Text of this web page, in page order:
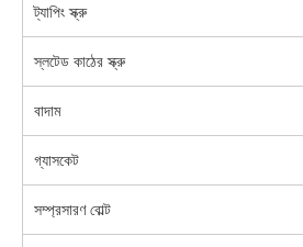
ট্যাপিং স্ক্রু
স্লটেড কাঠের স্ক্রু
বাদাম
গ্যাসকেট
সম্প্রসারণ বোল্ট